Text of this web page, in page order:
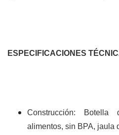
ESPECIFICACIONES
Construcción:
alimentos, sin BPA, jaula